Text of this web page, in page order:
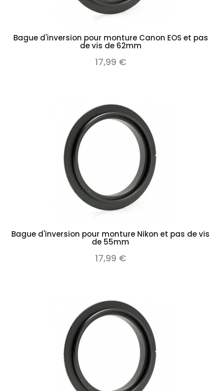
Bague d'inversion pour monture Canon EOS et pas
de vis de 62mm
17,99 €
Bague d'inversion pour monture Nikon et pas de vis
de 55mm
17,99 €